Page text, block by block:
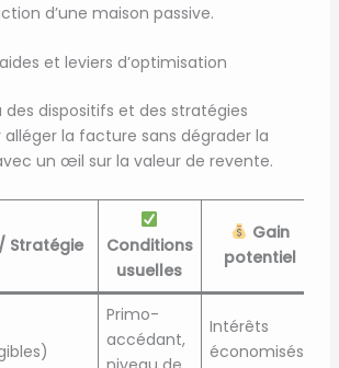
d’une maison passive.
et leviers d’optimisation
des dispositifs et des stratégies
la facture sans dégrader la
un œil sur la valeur de revente.
Stratégie
Conditions
usuelles
Gain
potentiel
Primo-
accédant,
Intérêts
économisés